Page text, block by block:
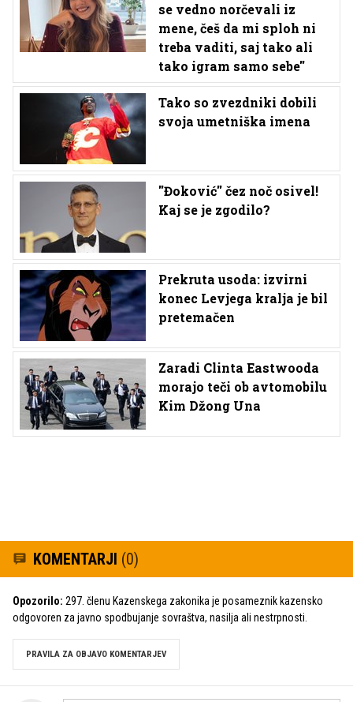
se vedno norčevali iz
mene, češ da mi sploh ni
treba vaditi, saj tako ali
tako igram samo sebe''
Tako so zvezdniki dobili
svoja umetniška imena
''Đoković'' čez noč osivel!
Kaj se je zgodilo?
Prekruta usoda: izvirni
konec Levjega kralja je bil
pretemačen
Zaradi Clinta Eastwooda
morajo teči ob avtomobilu
Kim Džong Una
KOMENTARJI (0)
Opozorilo: 297. členu Kazenskega zakonika je posameznik kazensko
odgovoren za javno spodbujanje sovraštva, nasilja ali nestrpnosti.
PRAVILA ZA OBJAVO KOMENTARJEV